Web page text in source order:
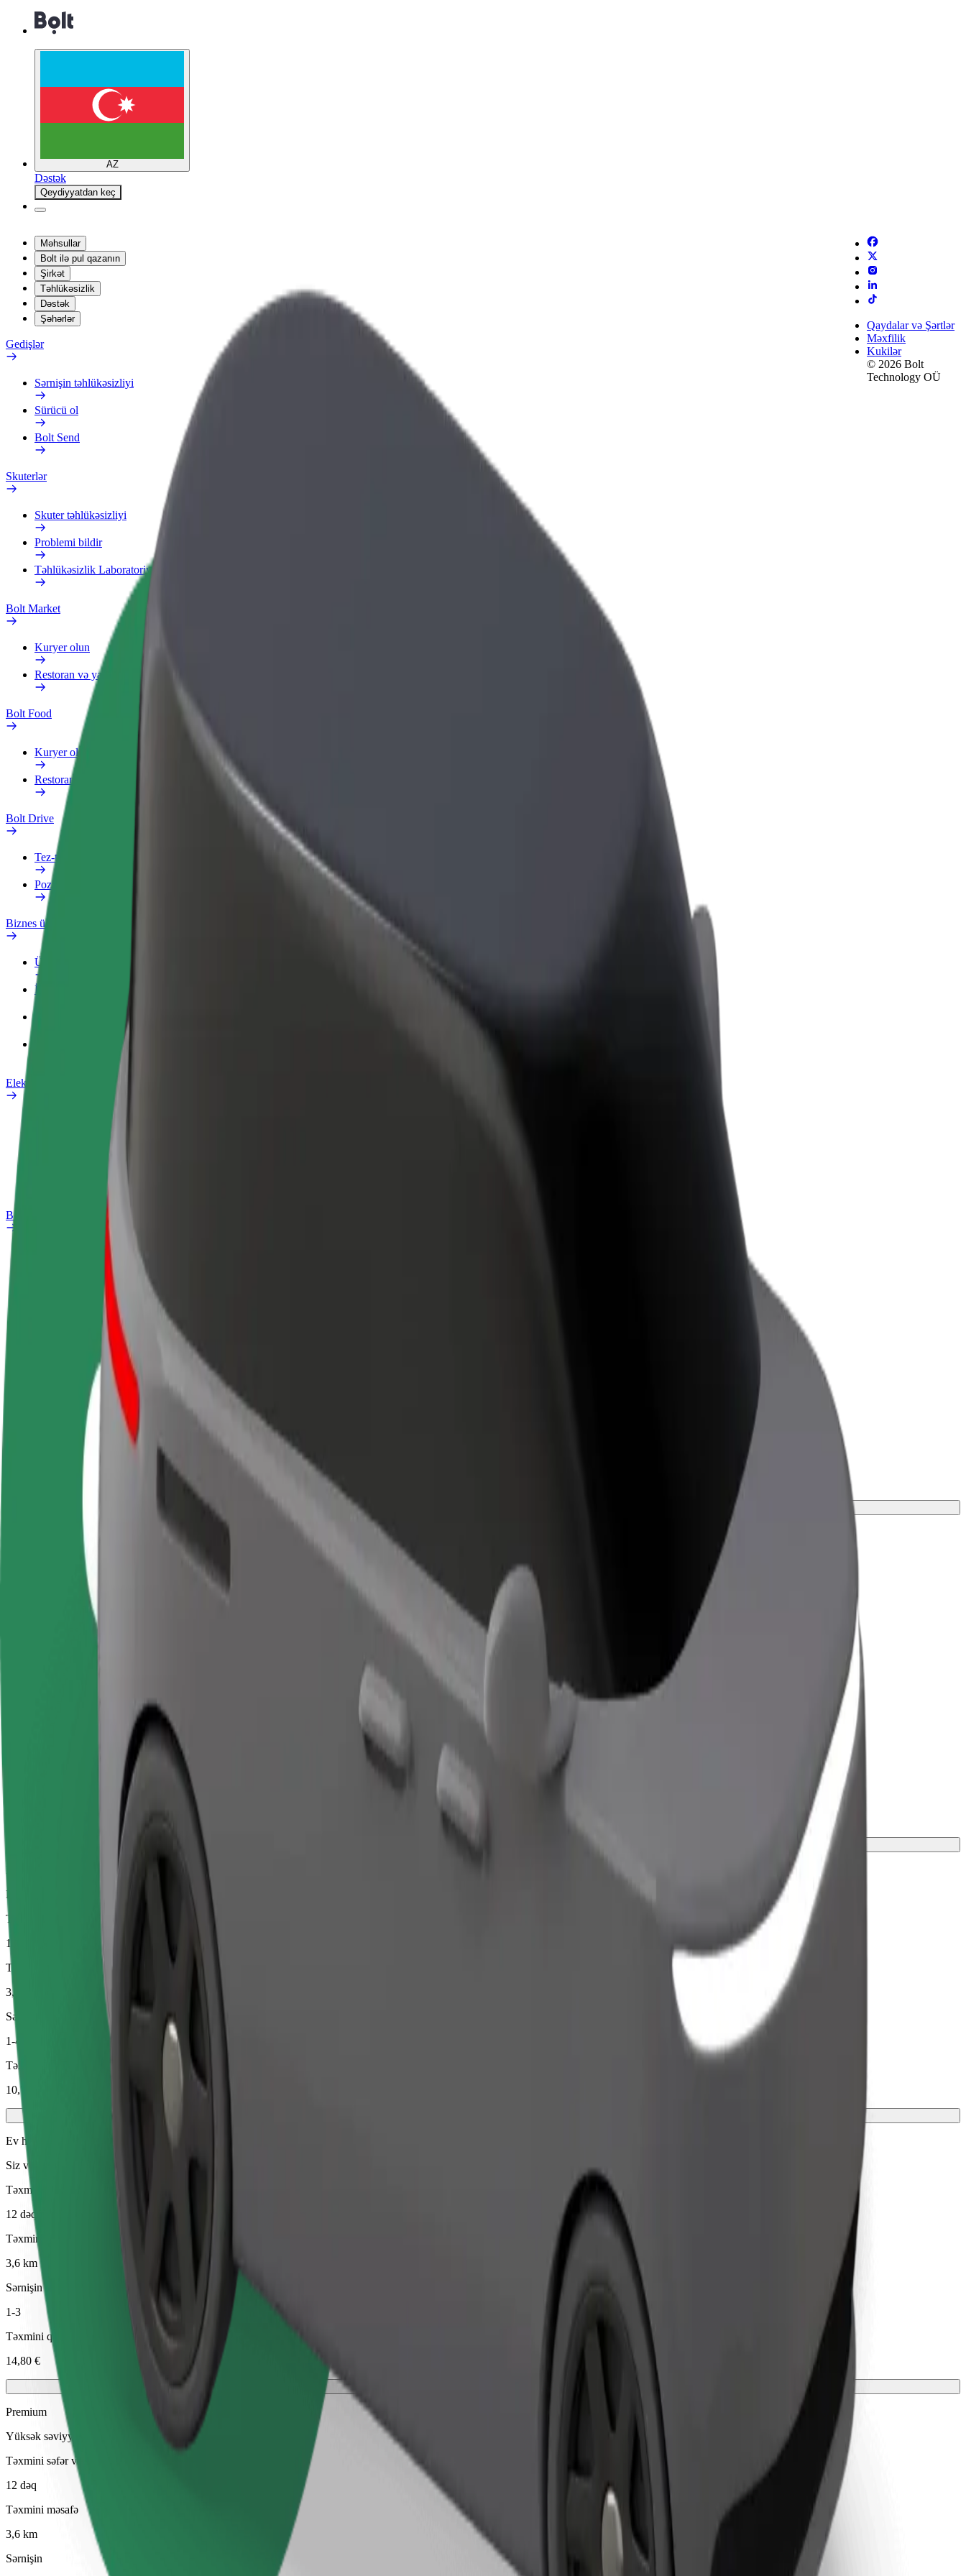
AZ
Dəstək
Qeydiyyatdan keç
Məhsullar
Bolt ilə pul qazanın
Şirkət
Təhlükəsizlik
Dəstək
Şəhərlər
Gedişlər
Sərnişin təhlükəsizliyi
Sürücü ol
Bolt Send
Skuterlər
Skuter təhlükəsizliyi
Problemi bildir
Təhlükəsizlik Laboratoriyası
Bolt Market
Kuryer olun
Restoran və ya mağaza əlavə edin
Bolt Food
Kuryer olun
Restoran və ya mağaza əlavə edin
Bolt Drive
Tez-tez verilən suallar
Pozuntu haqqında məlumat verin
Biznes üçün Bolt
Üstünlüklər
İş profili
Bolt Food for Business
Elektrikli velosipedlər
Təhlükəsizlik Laboratoriyası
Tez-tez verilən suallar
Bolt Plus
Tez-tez verilən suallar
Öz şərtlərinizə uyğun
olaraq qazanın
Kuryer kimi qoşul
Yemək çatdırın və həftəlik
ödəniş alın
Qaydalar və Şərtlər
Məxfilik
Kukilər
© 2026 Bolt
Technology OÜ
Luka Gruž – Pile Gate istiqamətində necə səfər etmək olar?
Luka Gruž nöqtəsindən Pile Gate nöqtəsinə çatmağın ən yaxşı yolunu axtarırsınız? Xidmətlərimizi araşdırın və sizin üçün ən mükəmməl gedişi tapın.
Luka Gruž
Pile Gate
Rahatlıq və komfort bir neçə toxunuşla əlinizdə!
Gündəlik, orta ölçülü avtomobillərdə etibarlı gedişlər.
Gediş sifariş et
Komfort
Daha geniş salon və baqaj yeri olan daha böyükölçülü avtomobillər
Təxmini səfər vaxtı
12 dəq
Təxmini məsafə
3,6 km
Sərnişin
1-4
Təxmini qiymət
10,70 €
Ev heyvanları
Siz və ev heyvanınız üçün gedişlər. İtlər ağızlıq taxmalıdır, kiçik heyvanlar üçün daşıyıcı lazımdır və oturacaqlar yorğan və ya döşəklə qorunmalıdır.
Təxmini səfər vaxtı
12 dəq
Təxmini məsafə
3,6 km
Sərnişin
1-3
Təxmini qiymət
14,80 €
Premium
Yüksək səviyyəli imkanlara malik orta ölçülü premium avtomobillər
Təxmini səfər vaxtı
12 dəq
Təxmini məsafə
3,6 km
Sərnişin